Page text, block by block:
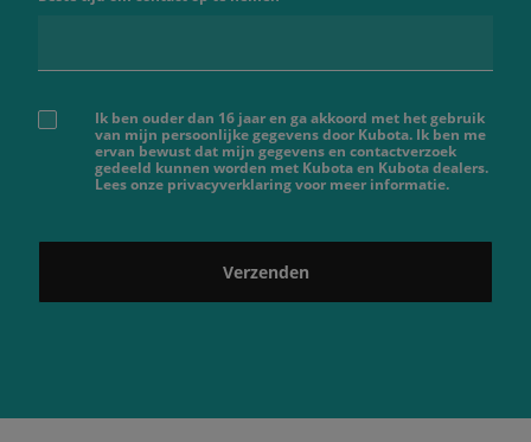
Ik ben ouder dan 16 jaar en ga akkoord met het gebruik
van mijn persoonlijke gegevens door Kubota. Ik ben me
ervan bewust dat mijn gegevens en contactverzoek
gedeeld kunnen worden met Kubota en Kubota dealers.
Lees onze privacyverklaring voor meer informatie.
Verzenden